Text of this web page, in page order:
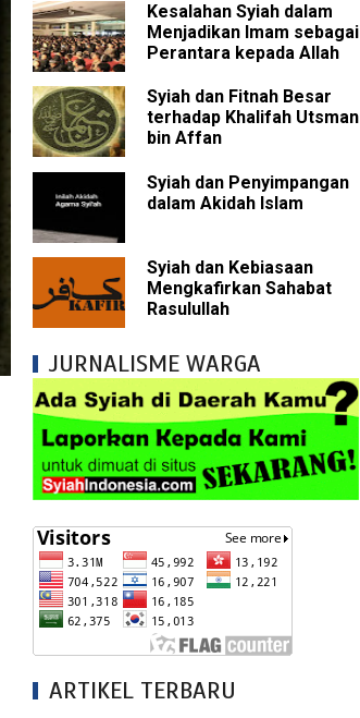
Islam
Abu Bakar
Masuk Akal dalam Islam
Mahdi
Wilayah Imam
Karbala
yang Akan Muncul
sebagai Perantara kepada Allah
sebagai Musuh?
Kesalahan Syiah dalam
Menjadikan Imam sebagai
Perantara kepada Allah
Syiah dan Fitnah Besar
terhadap Khalifah Utsman
bin Affan
Syiah dan Penyimpangan
dalam Akidah Islam
Syiah dan Kebiasaan
Mengkafirkan Sahabat
Rasulullah
JURNALISME WARGA
ARTIKEL TERBARU